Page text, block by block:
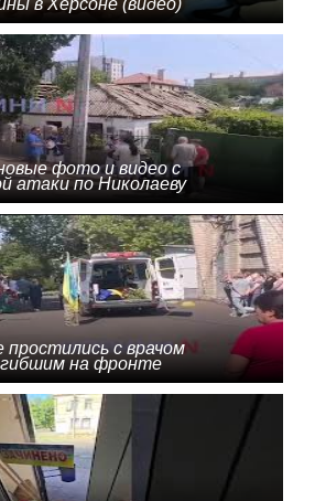
фото и видео с
атаки по Николаеву
простились с врачом
на фронте